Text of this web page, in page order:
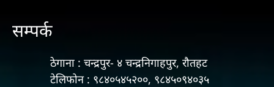
सम्पर्क
ठेगाना : चन्द्रपुर- ४ चन्द्रनिगाहपुर, रौतहट
टेलिफोन : ९८४०५४५२००, ९८४५०९४०३५